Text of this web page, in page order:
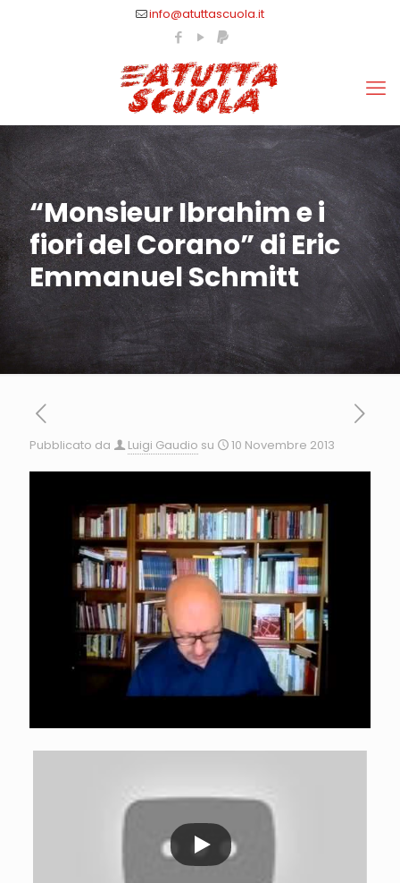
info@atuttascuola.it
“Monsieur Ibrahim e i
fiori del Corano” di Eric
Emmanuel Schmitt
Pubblicato da Luigi Gaudio su 10 Novembre 2013